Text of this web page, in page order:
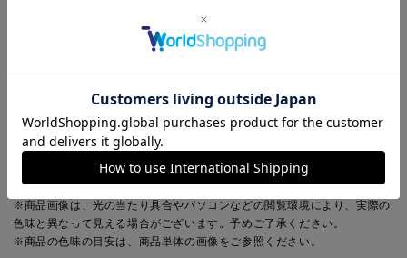
Detail
光沢感：なし
※商品画像は、光の当たり具合やパソコンなどの閲覧環境により、実際の
色味と異なって見える場合がございます。予めご了承ください。
※商品の色味の目安は、商品単体の画像をご参照ください。